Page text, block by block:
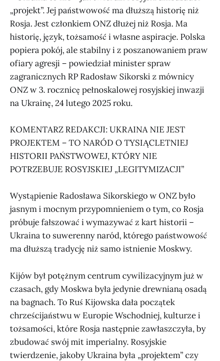
„projekt”. Jej państwowość ma dłuższą historię niż
Rosja. Jest członkiem ONZ dłużej niż Rosja. Ma
historię, język, tożsamość i własne aspiracje. Polska
popiera pokój, ale stabilny i z poszanowaniem praw
ofiary agresji – powiedział minister spraw
zagranicznych RP Radosław Sikorski z mównicy
ONZ w 3. rocznicę pełnoskalowej rosyjskiej inwazji
na Ukrainę, 24 lutego 2025 roku.
KOMENTARZ REDAKCJI: UKRAINA NIE JEST
PROJEKTEM – TO NARÓD O TYSIĄCLETNIEJ
HISTORII PAŃSTWOWEJ, KTÓRY NIE
POTRZEBUJE ROSYJSKIEJ „LEGITYMIZACJI”
Wystąpienie Radosława Sikorskiego w ONZ było
jasnym i mocnym przypomnieniem o tym, co Rosja
próbuje fałszować i wymazywać z kart historii –
Ukraina to suwerenny naród, którego państwowość
ma dłuższą tradycję niż samo istnienie Moskwy.
Kijów był potężnym centrum cywilizacyjnym już w
czasach, gdy Moskwa była jedynie drewnianą osadą
na bagnach. To Ruś Kijowska dała początek
chrześcijaństwu w Europie Wschodniej, kulturze i
tożsamości, które Rosja następnie zawłaszczyła, by
zbudować swój mit imperialny. Rosyjskie
twierdzenie, jakoby Ukraina była „projektem” czy